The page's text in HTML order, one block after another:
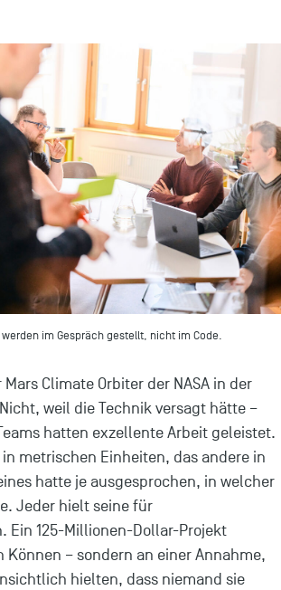
im Gespräch gestellt, nicht im Code.
Climate Orbiter der NASA in der
weil die Technik versagt hätte –
hatten exzellente Arbeit geleistet.
metrischen Einheiten, das andere in
hatte je ausgesprochen, in welcher
Jeder hielt seine für
Ein 125-Millionen-Dollar-Projekt
– sondern an einer Annahme,
hielten, dass niemand sie